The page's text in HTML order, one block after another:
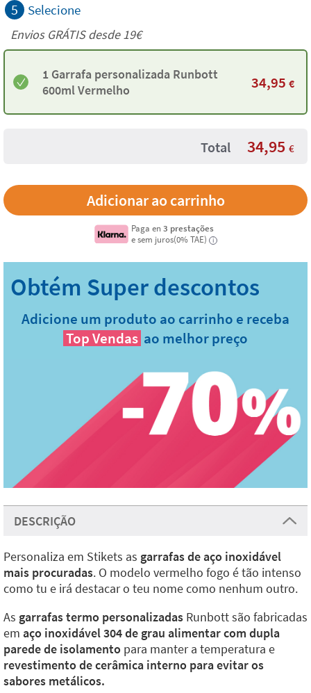
5 Selecione
Envios GRÁTIS desde 19€
1 Garrafa personalizada Runbott
600ml Vermelho
34,95 €
Total 34,95 €
Paga en3 prestações
e sem juros(0% TAE)
i
Adicione um produto ao carrinho e receba
Top Vendas ao melhor preço
DESCRIÇÃO
Personaliza em Stikets as garrafas de aço inoxidável
mais procuradas. O modelo vermelho fogo é tão intenso
como tu e irá destacar o teu nome como nenhum outro.
As garrafas termo personalizadas Runbott são fabricadas
em aço inoxidável 304 de grau alimentar com dupla
parede de isolamento para manter a temperatura e
revestimento de cerâmica interno para evitar os
sabores metálicos.